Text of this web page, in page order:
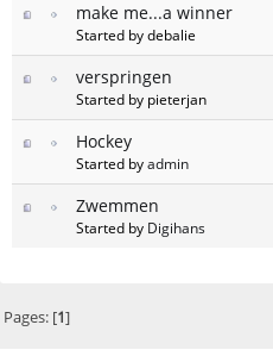
make me...a winner
Started by debalie
verspringen
Started by pieterjan
Hockey
Started byadmin
Zwemmen
Started by Digihans
Pages: [1]